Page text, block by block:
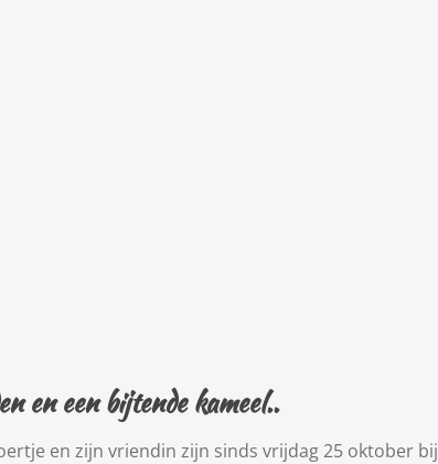
en een bijtende kameel..
en zijn vriendin zijn sinds vrijdag 25 oktober bij